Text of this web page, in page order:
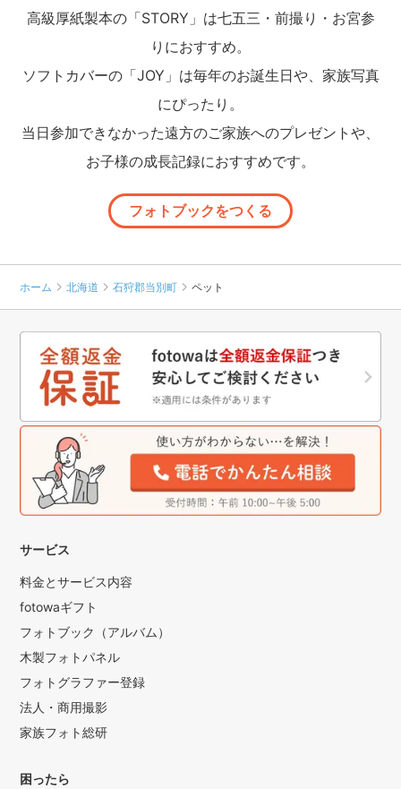
高級厚紙製本の「STORY」は七五三・前撮り・お宮参
りにおすすめ。
ソフトカバーの「JOY」は毎年のお誕生日や、家族写真
にぴったり。
当日参加できなかった遠方のご家族へのプレゼントや、
お子様の成長記録におすすめです。
フォトブックをつくる
ホーム 北海道 石狩郡当別町 ペット
サービス
料金とサービス内容
fotowaギフト
フォトブック（アルバム）
木製フォトパネル
フォトグラファー登録
法人・商用撮影
家族フォト総研
困ったら